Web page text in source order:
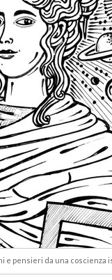
e pensieri da una coscienza